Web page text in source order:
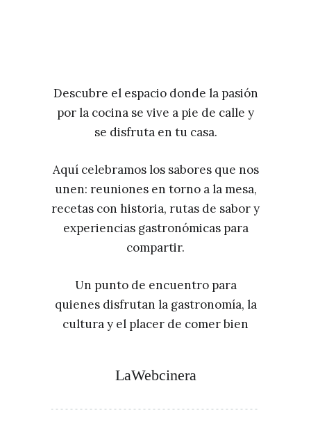
Descubre el espacio donde la pasión
por la cocina se vive a pie de calle y
se disfruta en tu casa.
Aquí celebramos los sabores que nos
unen: reuniones en torno a la mesa,
recetas con historia, rutas de sabor y
experiencias gastronómicas para
compartir.
Un punto de encuentro para
quienes disfrutan la gastronomía, la
cultura y el placer de comer bien
LaWebcinera